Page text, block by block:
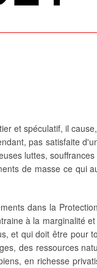
et spéculatif, il
pas satisfaite
luttes,
de masse ce qui
dans la
à la marginalité
et qui doit être pour
des ressources
en richesse